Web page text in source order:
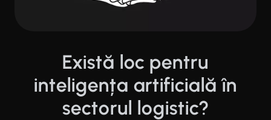
Există loc pentru
inteligența artificială în
sectorul logistic?